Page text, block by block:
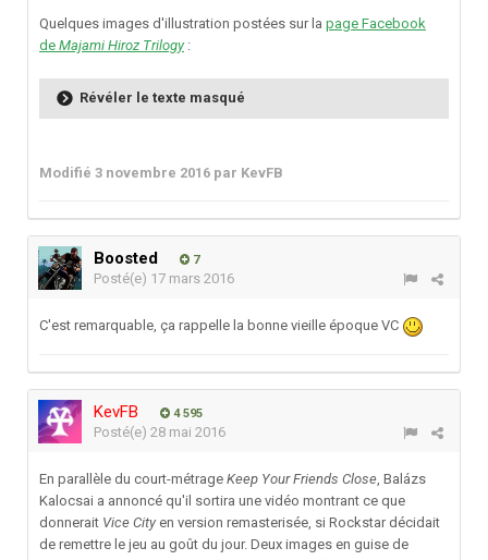
Quelques images d'illustration postées sur la page Facebook
de Majami Hiroz Trilogy:
Révéler le texte masqué
Modifié 3 novembre 2016 par KevFB
Boosted 7
Posté(e) 17 mars 2016
C'est remarquable, ça rappelle la bonne vieille époque VC
KevFB 4 595
Posté(e) 28 mai 2016
En parallèle du court-métrage Keep Your Friends Close, Balázs
Kalocsai a annoncé qu'il sortira une vidéo montrant ce que
donnerait Vice City en version remasterisée, si Rockstar décidait
de remettre le jeu au goût du jour. Deux images en guise de